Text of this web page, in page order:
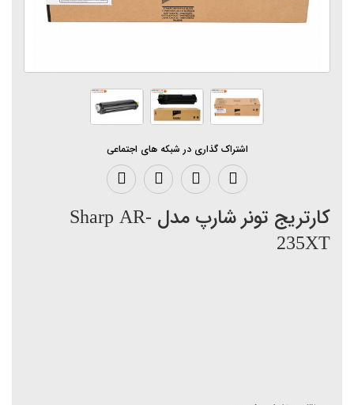
اشتراک گذاری در شبکه های اجتماعی
کارتریج تونر شارپ مدل Sharp AR-
235XT